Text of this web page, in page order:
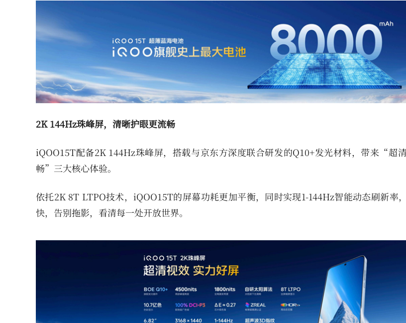
2K 144Hz珠峰屏，清晰护眼更流畅
iQOO15T配备2K 144Hz珠峰屏，搭载与京东方深度联合研发的Q10+发光材料，带来“超
畅”三大核心体验。
依托2K 8T LTPO技术，iQOO15T的屏幕功耗更加平衡，同时实现1-144Hz智能动态刷新率
快，告别拖影，看清每一处开放世界。